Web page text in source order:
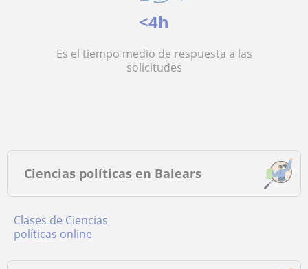
<4h
Es el tiempo medio de respuesta a las
solicitudes
Ciencias políticas en Balears
Clases de Ciencias
políticas online